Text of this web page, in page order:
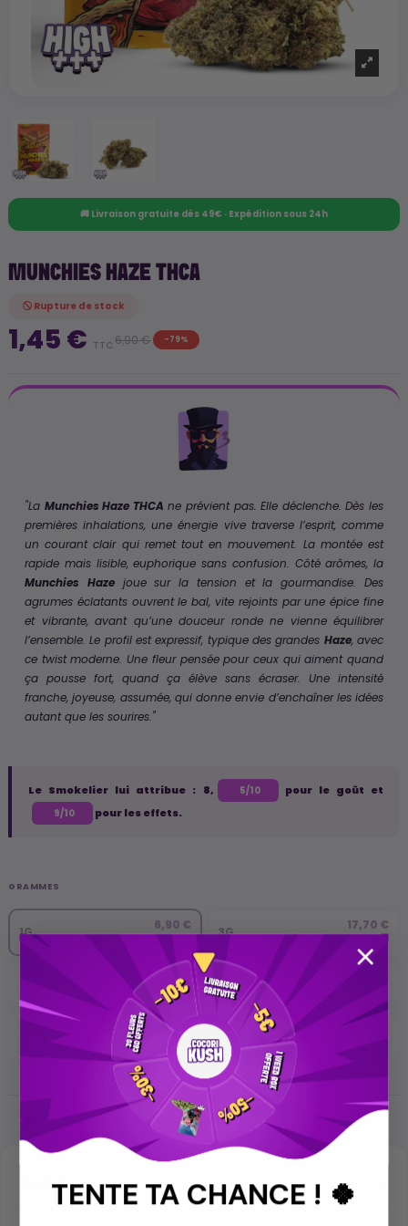
🚚 Livraison gratuite dès 49€ · Expédition sous 24h
MUNCHIES HAZE THCA
Rupture de stock
1,45 € TTC 6,90 € -79%
"La Munchies Haze THCA ne prévient pas. Elle déclenche. Dès les
premières inhalations, une énergie vive traverse l’esprit, comme
un courant clair qui remet tout en mouvement. La montée est
rapide mais lisible, euphorique sans confusion. Côté arômes, la
Munchies
Hazejoue sur la tension et la gourmandise. Des
agrumes éclatants ouvrent le bal, vite rejoints par une épice fine
et vibrante, avant qu’une douceur ronde ne vienne équilibrer
l’ensemble. Le profil est expressif, typique des grandes Haze, avec
ce twist moderne. Une fleur pensée pour ceux qui aiment quand
ça pousse fort, quand ça élève sans écraser. Une intensité
franche, joyeuse, assumée, qui donne envie d’enchaîner les idées
autant que les sourires."
Le Smokelier lui attribue : 8, 5/10 pour le goût et
9/10 pour les effets.
GRAMMES
1G 6,90 € 3G 17,70 €
29,40 €
4,90€/G 12G
84,00 €
3,50€/G 100G 290,00 €
DescriptionTENTE TA CHANCE ! 🍀